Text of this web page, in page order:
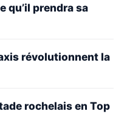
qu’il prendra sa
révolutionnent la
rochelais en Top